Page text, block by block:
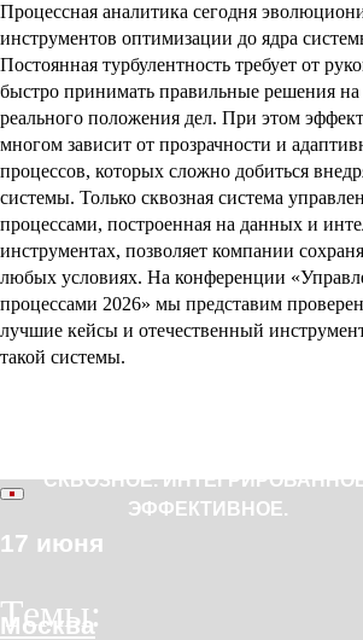
СКВОЗНОЕ.
ЭФФЕКТИВНОЕ.
17 июня
Москва
Процессная аналитика сегодня
инструментов оптимизации до ядра
Постоянная турбулентность требует от
быстро принимать правильные решения
реального положения дел. При этом
многом зависит от прозрачности и
процессов, которых сложно добиться
системы. Только сквозная система
процессами, построенная на данных и
инструментах, позволяет компании
любых условиях. На конференции
процессами 2026» мы представим
лучшие кейсы и отечественный
такой системы.
Темы: